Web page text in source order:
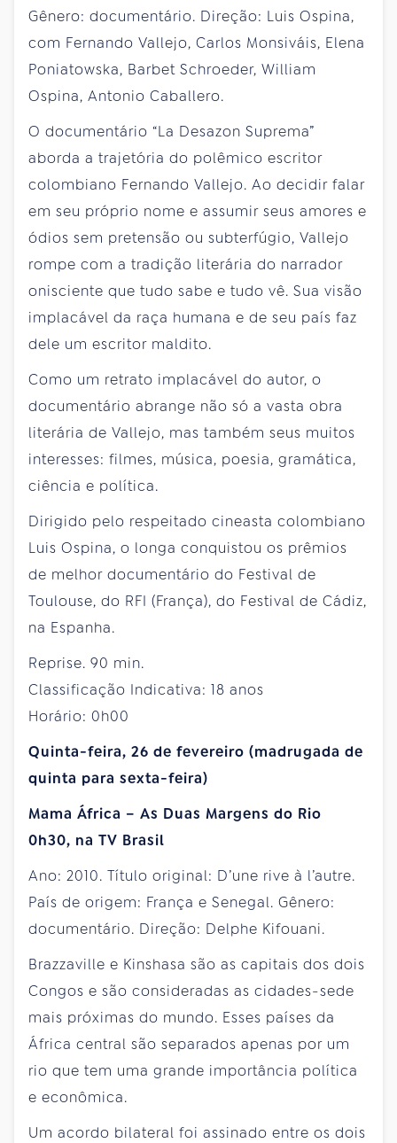
Gênero: documentário. Direção: Luis Ospina,
com Fernando Vallejo, Carlos Monsiváis, Elena
Poniatowska, Barbet Schroeder, William
Ospina, Antonio Caballero.
O documentário “La Desazon Suprema”
aborda a trajetória do polêmico escritor
colombiano Fernando Vallejo. Ao decidir falar
em seu próprio nome e assumir seus amores e
ódios sem pretensão ou subterfúgio, Vallejo
rompe com a tradição literária do narrador
onisciente que tudo sabe e tudo vê. Sua visão
implacável da raça humana e de seu país faz
dele um escritor maldito.
Como um retrato implacável do autor, o
documentário abrange não só a vasta obra
literária de Vallejo, mas também seus muitos
interesses: filmes, música, poesia, gramática,
ciência e política.
Dirigido pelo respeitado cineasta colombiano
Luis Ospina, o longa conquistou os prêmios
de melhor documentário do Festival de
Toulouse, do RFI (França), do Festival de Cádiz,
na Espanha.
Reprise. 90 min.
Classificação Indicativa: 18 anos
Horário: 0h00
Quinta-feira, 26 de fevereiro (madrugada de
quinta para sexta-feira)
Mama África – As Duas Margens do Rio
0h30, na TV Brasil
Ano: 2010. Título original: D’une rive à l’autre.
País de origem: França e Senegal. Gênero:
documentário. Direção: Delphe Kifouani.
Brazzaville e Kinshasa são as capitais dos dois
Congos e são consideradas as cidades-sede
mais próximas do mundo. Esses países da
África central são separados apenas por um
rio que tem uma grande importância política
e econômica.
Um acordo bilateral foi assinado entre os dois